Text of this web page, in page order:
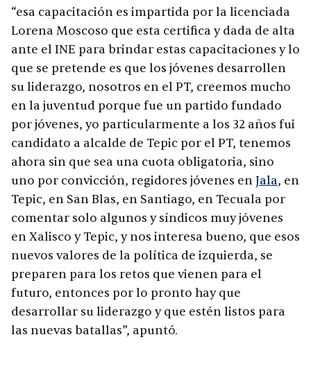
“esa capacitación es impartida por la licenciada
Lorena Moscoso que esta certifica y dada de alta
ante el INE para brindar estas capacitaciones y lo
que se pretende es que los jóvenes desarrollen
su liderazgo, nosotros en el PT, creemos mucho
en la juventud porque fue un partido fundado
por jóvenes, yo particularmente a los 32 años fui
candidato a alcalde de Tepic por el PT, tenemos
ahora sin que sea una cuota obligatoria, sino
uno por convicción, regidores jóvenes enJala, en
Tepic, en San Blas, en Santiago, en Tecuala por
comentar solo algunos y síndicos muy jóvenes
en Xalisco y Tepic, y nos interesa bueno, que esos
nuevos valores de la política de izquierda, se
preparen para los retos que vienen para el
futuro, entonces por lo pronto hay que
desarrollar su liderazgo y que estén listos para
las nuevas batallas”, apuntó.